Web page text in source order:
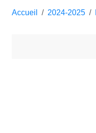
Accueil 2024-2025